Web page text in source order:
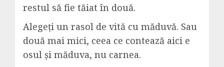
restul să fie tăiat în două.
Alegeți un rasol de vită cu măduvă. Sau
două mai mici, ceea ce contează aici e
osul și măduva, nu carnea.